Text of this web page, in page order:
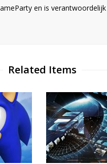
en is
Related Items